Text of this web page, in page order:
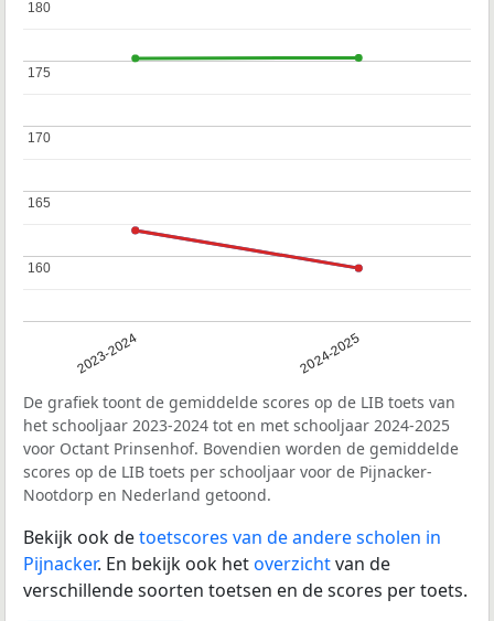
2023-2024 2024-2025
160
160
165
165
170
170
175
175
180
180
De grafiek toont de gemiddelde scores op de LIB toets van
het schooljaar 2023-2024 tot en met schooljaar 2024-2025
voor Octant Prinsenhof. Bovendien worden de gemiddelde
scores op de LIB toets per schooljaar voor de Pijnacker-
Nootdorp en Nederland getoond.
Bekijk ook detoetscores van de andere scholen in
Pijnacker. En bekijk ook hetoverzichtvan de
verschillende soorten toetsen en de scores per toets.